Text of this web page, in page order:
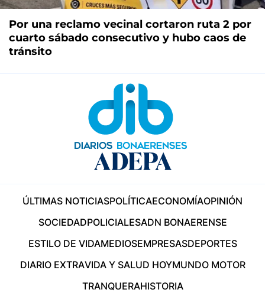
Por una reclamo vecinal cortaron ruta 2 por
cuarto sábado consecutivo y hubo caos de
tránsito
ÚLTIMAS NOTICIASPOLÍTICAECONOMÍAOPINIÓN
SOCIEDADPOLICIALESADN BONAERENSE
ESTILO DE VIDAMEDIOSEMPRESASDEPORTES
DIARIO EXTRAVIDA Y SALUD HOYMUNDO MOTOR
TRANQUERAHISTORIA